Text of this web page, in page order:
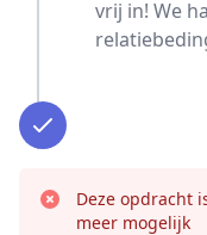
vrij in! We
Deze opdracht
meer mogelijk